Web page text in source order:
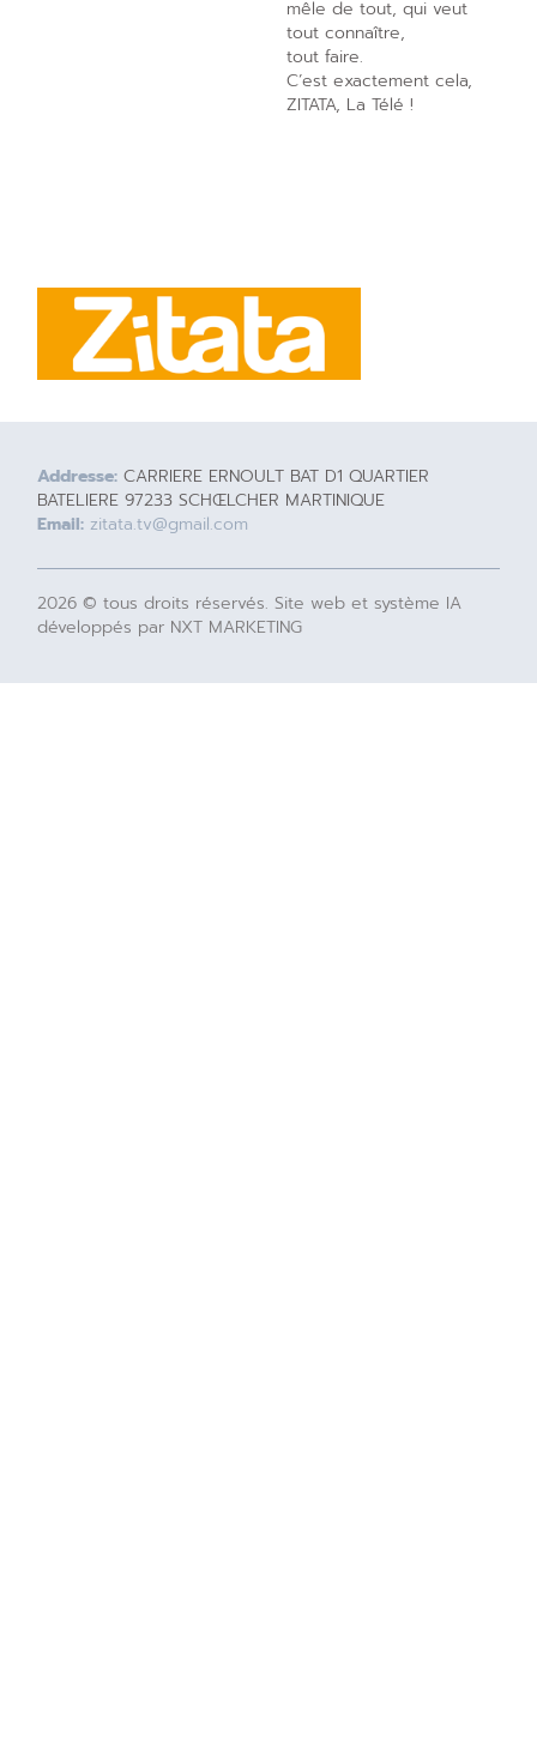
mêle de tout, qui veut
tout connaître,
tout faire.
C’est exactement cela,
ZITATA, La Télé !
Addresse: CARRIERE ERNOULT BAT D1 QUARTIER
BATELIERE 97233 SCHŒLCHER MARTINIQUE
Email: zitata.tv@gmail.com
2026 © tous droits réservés. Site web et système IA
développés par NXT MARKETING